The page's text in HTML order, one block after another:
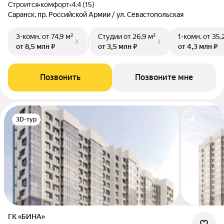
Строится•комфорт•4.4 (15)
Саранск, пр. Российской Армии / ул. Севастопольская
3-комн.от 74,9 м²
от 8,5 млн ₽
Студииот 26,9 м²
от 3,5 млн ₽
1-комн.от
от 4,3 млн ₽
Позвонить Позвоните мне
3D-тур
ГК «БИНА»